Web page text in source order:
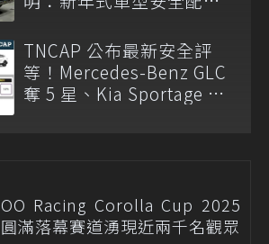
TNCAP 公布最新安全評
等！Mercedes-Benz GLC
奪 5 星、Kia Sportage 僅
Racing Corolla Cup 2025
滿落幕賽道湧現近兩千名觀眾